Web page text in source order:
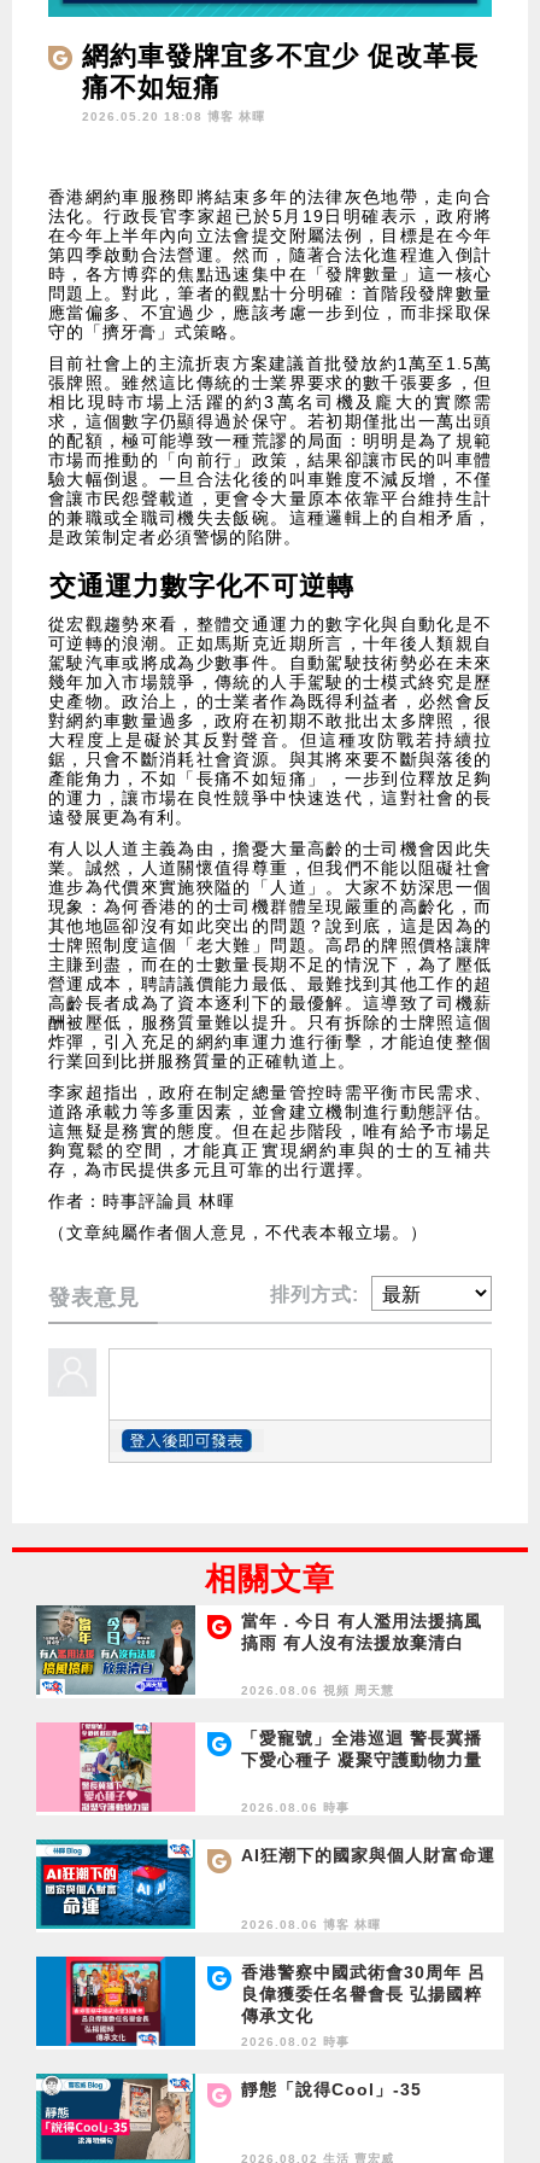
網約車發牌宜多不宜少 促改革長
痛不如短痛
2026.05.20 18:08 博客 林暉
香港網約車服務即將結束多年的法律灰色地帶，走向合
法化。行政長官李家超已於5月19日明確表示，政府將
在今年上半年內向立法會提交附屬法例，目標是在今年
第四季啟動合法營運。然而，隨著合法化進程進入倒計
時，各方博弈的焦點迅速集中在「發牌數量」這一核心
問題上。對此，筆者的觀點十分明確：首階段發牌數量
應當偏多、不宜過少，應該考慮一步到位，而非採取保
守的「擠牙膏」式策略。
目前社會上的主流折衷方案建議首批發放約1萬至1.5萬
張牌照。雖然這比傳統的士業界要求的數千張要多，但
相比現時市場上活躍的約3萬名司機及龐大的實際需
求，這個數字仍顯得過於保守。若初期僅批出一萬出頭
的配額，極可能導致一種荒謬的局面：明明是為了規範
市場而推動的「向前行」政策，結果卻讓市民的叫車體
驗大幅倒退。一旦合法化後的叫車難度不減反增，不僅
會讓市民怨聲載道，更會令大量原本依靠平台維持生計
的兼職或全職司機失去飯碗。這種邏輯上的自相矛盾，
是政策制定者必須警惕的陷阱。
交通運力數字化不可逆轉
從宏觀趨勢來看，整體交通運力的數字化與自動化是不
可逆轉的浪潮。正如馬斯克近期所言，十年後人類親自
駕駛汽車或將成為少數事件。自動駕駛技術勢必在未來
幾年加入市場競爭，傳統的人手駕駛的士模式終究是歷
史產物。政治上，的士業者作為既得利益者，必然會反
對網約車數量過多，政府在初期不敢批出太多牌照，很
大程度上是礙於其反對聲音。但這種攻防戰若持續拉
鋸，只會不斷消耗社會資源。與其將來要不斷與落後的
產能角力，不如「長痛不如短痛」，一步到位釋放足夠
的運力，讓市場在良性競爭中快速迭代，這對社會的長
遠發展更為有利。
有人以人道主義為由，擔憂大量高齡的士司機會因此失
業。誠然，人道關懷值得尊重，但我們不能以阻礙社會
進步為代價來實施狹隘的「人道」。大家不妨深思一個
現象：為何香港的的士司機群體呈現嚴重的高齡化，而
其他地區卻沒有如此突出的問題？說到底，這是因為的
士牌照制度這個「老大難」問題。高昂的牌照價格讓牌
主賺到盡，而在的士數量長期不足的情況下，為了壓低
營運成本，聘請議價能力最低、最難找到其他工作的超
高齡長者成為了資本逐利下的最優解。這導致了司機薪
酬被壓低，服務質量難以提升。只有拆除的士牌照這個
炸彈，引入充足的網約車運力進行衝擊，才能迫使整個
行業回到比拼服務質量的正確軌道上。
李家超指出，政府在制定總量管控時需平衡市民需求、
道路承載力等多重因素，並會建立機制進行動態評估。
這無疑是務實的態度。但在起步階段，唯有給予市場足
夠寬鬆的空間，才能真正實現網約車與的士的互補共
存，為市民提供多元且可靠的出行選擇。
作者：時事評論員 林暉
（文章純屬作者個人意見，不代表本報立場。）
發表意見 排列方式:
相關文章
當年．今日 有人濫用法援搞風
搞雨 有人沒有法援放棄清白
2026.08.06 視頻 周天慧
「愛寵號」全港巡迴 警長冀播
下愛心種子 凝聚守護動物力量
2026.08.06 時事
AI狂潮下的國家與個人財富命運
2026.08.06 博客 林暉
香港警察中國武術會30周年 呂
良偉獲委任名譽會長 弘揚國粹
傳承文化
2026.08.02 時事
靜態「說得Cool」-35
2026.08.02 生活 曹宏威